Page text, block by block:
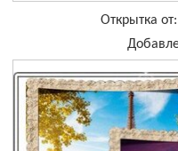
Открытка от: